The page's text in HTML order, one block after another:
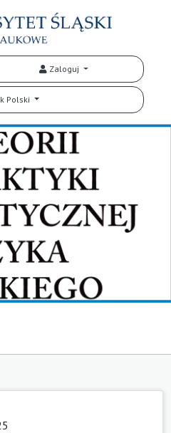
Zaloguj
Polski